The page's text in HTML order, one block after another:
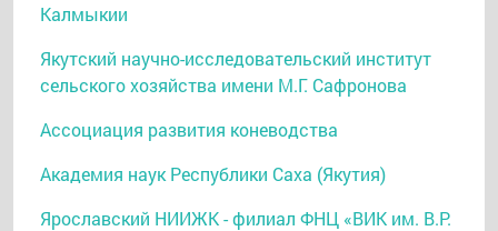
Калмыкии
Якутский научно-исследовательский институт
сельского хозяйства имени М.Г. Сафронова
Ассоциация развития коневодства
Академия наук Республики Саха (Якутия)
Ярославский НИИЖК - филиал ФНЦ «ВИК им. В.Р.